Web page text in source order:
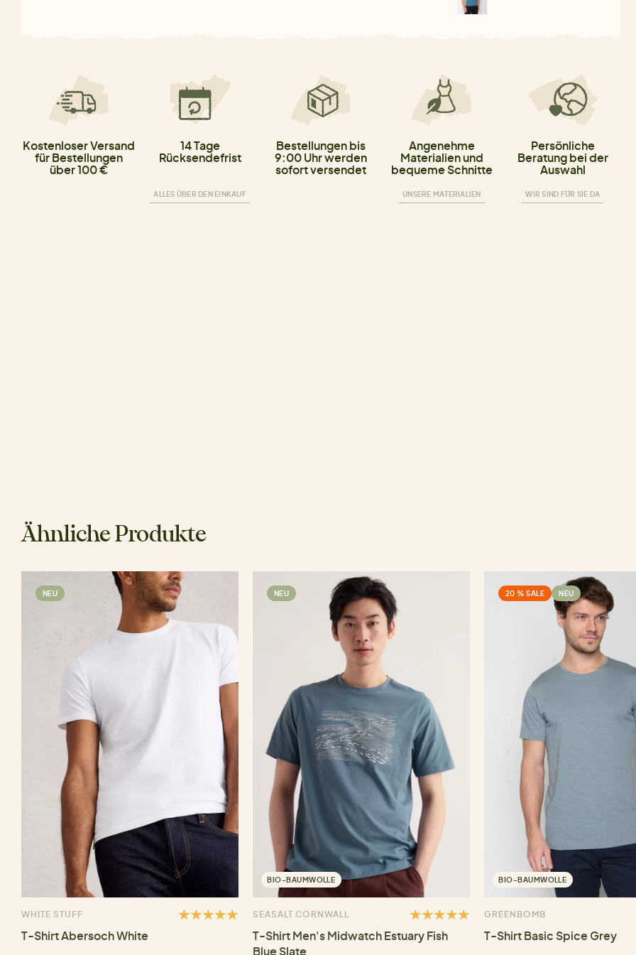
Kostenloser Versand
für Bestellungen
über 100 €
14 Tage
Rücksendefrist
ALLES ÜBER DEN EINKAUF
Bestellungen bis
9:00 Uhr werden
sofort versendet
Angenehme
Materialien und
bequeme Schnitte
UNSERE MATERIALIEN
Persönliche
Beratung bei der
Auswahl
WIR SIND FÜR SIE DA
Ähnliche Produkte
NEU
WHITE STUFF
T-Shirt Abersoch White
NEU
BIO-BAUMWOLLE
SEASALT CORNWALL
T-Shirt Men's Midwatch Estuary Fish
Blue Slate
20 % SALE NEU
BIO-BAUMWOLLE
GREENBOMB
T-Shirt Basic Spice Grey